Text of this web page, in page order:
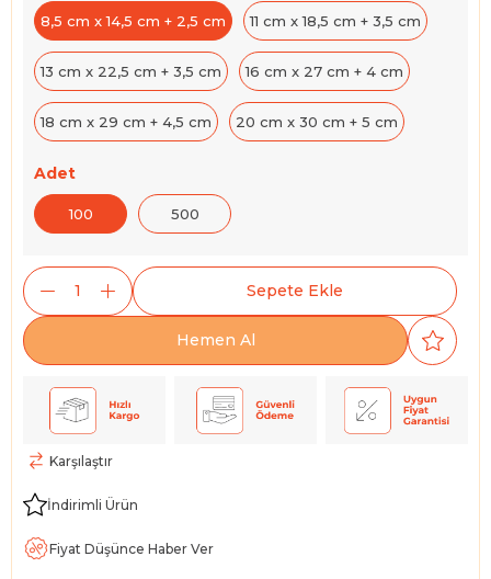
8,5 cm x 14,5 cm + 2,5 cm 11 cm x 18,5 cm + 3,5 cm
13 cm x 22,5 cm + 3,5 cm 16 cm x 27 cm + 4 cm
18 cm x 29 cm + 4,5 cm 20 cm x 30 cm + 5 cm
Adet
100 500
Karşılaştır
İndirimli Ürün
Fiyat Düşünce Haber Ver